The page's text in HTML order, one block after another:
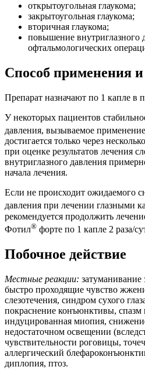
открытоугольная глаукома;
закрытоугольная глаукома;
вторичная глаукома;
повышение внутриглазного
офтальмологических
Способ применения
Препарат назначают по 1 капле в
У некоторых пациентов
давления, вызываемое
достигается только через
при оценке результатов лечения
внутриглазного давления
начала лечения.
Если не происходит ожидаемого
давления при лечении глазными
рекомендуется продолжить
Фотил® форте по 1 капле 2 раза/
Побочное действие
Местные реакции: затуманивание
быстро проходящие чувство
слезотечения, синдром сухого
покраснение конъюнктивы,
индуцированная миопия,
недостаточном освещении
чувствительности роговицы,
аллергический
диплопия, птоз.